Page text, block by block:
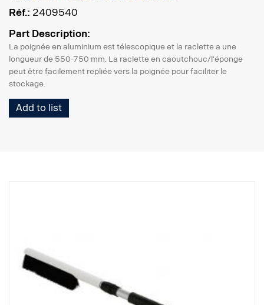
Réf.: 2409540
Part Description:
La poignée en aluminium est télescopique et la raclette a une
longueur de 550-750 mm. La raclette en caoutchouc/l'éponge
peut être facilement repliée vers la poignée pour faciliter le
stockage.
Add to list